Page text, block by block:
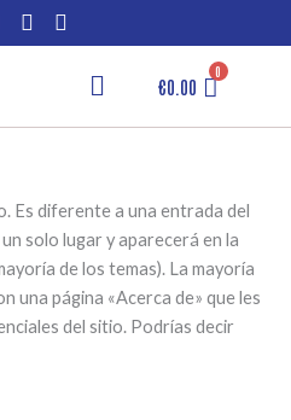
€0.00
Es diferente a una entrada del
solo lugar y aparecerá en la
de los temas). La mayoría
una página «Acerca de» que les
del sitio. Podrías decir